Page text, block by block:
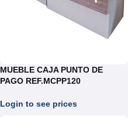
MUEBLE CAJA PUNTO DE
PAGO REF.MCPP120
Login to see prices